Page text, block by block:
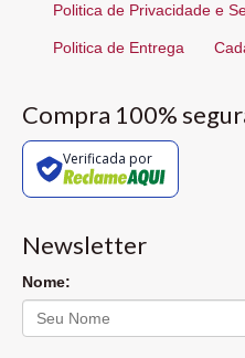
Politica de Privacidade e
Politica de Entrega
Compra 100%
Verificada por
Newsletter
Nome: